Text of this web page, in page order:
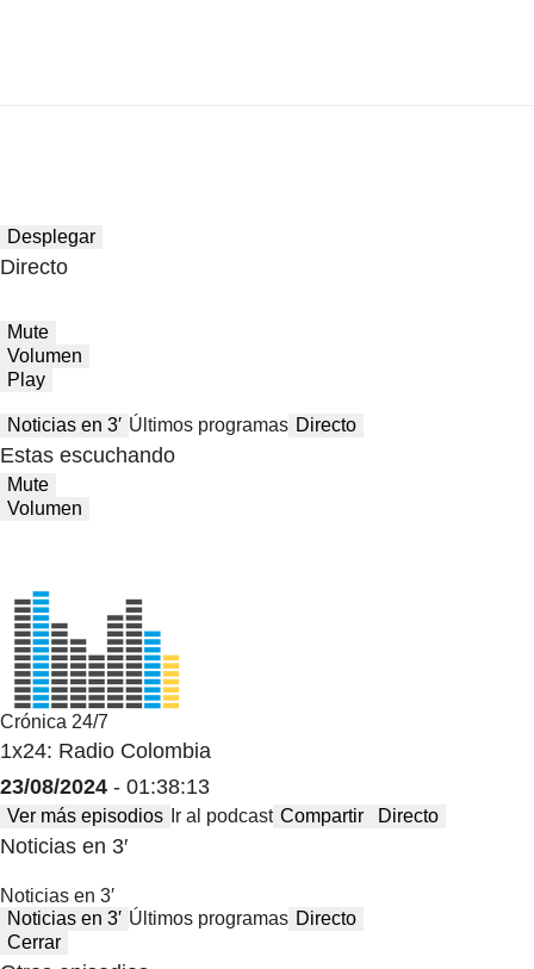
Desplegar
Directo
Mute
Volumen
Play
Noticias en 3′ Últimos programas Directo
Estas escuchando
Mute
Volumen
Crónica 24/7
1x24: Radio Colombia
23/08/2024 - 01:38:13
Ver más episodios Ir al podcast Compartir Directo
Noticias en 3′
Noticias en 3′
Noticias en 3′ Últimos programas Directo
Cerrar